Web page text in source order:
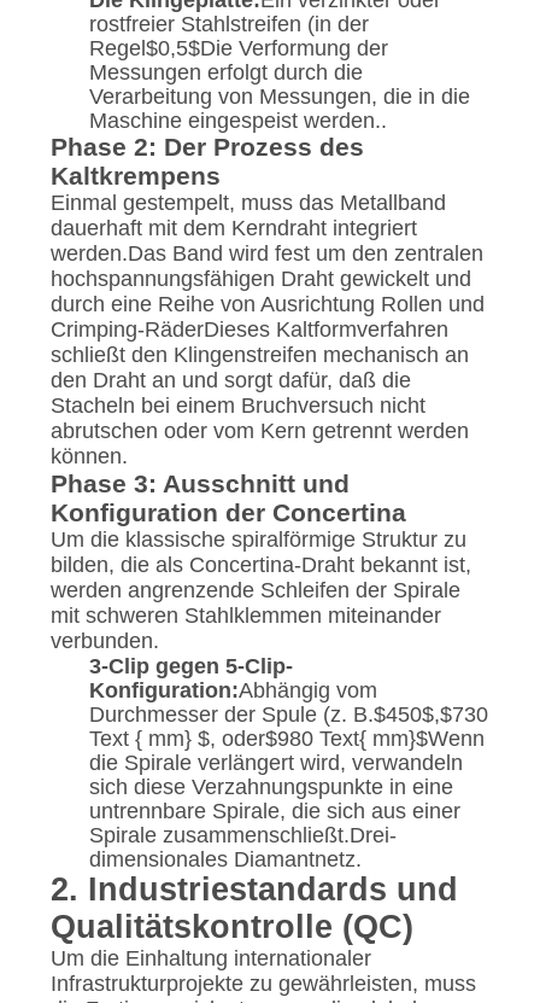
rostfreier Stahlstreifen (in der
Regel $0,5$Die Verformung der
Messungen erfolgt durch die
Verarbeitung von Messungen, die in die
Maschine eingespeist werden..
Phase 2: Der Prozess des
Kaltkrempens
Einmal gestempelt, muss das Metallband
dauerhaft mit dem Kerndraht integriert
werden.Das Band wird fest um den zentralen
hochspannungsfähigen Draht gewickelt und
durch eine Reihe von Ausrichtung Rollen und
Crimping-RäderDieses Kaltformverfahren
schließt den Klingenstreifen mechanisch an
den Draht an und sorgt dafür, daß die
Stacheln bei einem Bruchversuch nicht
abrutschen oder vom Kern getrennt werden
können.
Phase 3: Ausschnitt und
Konfiguration der Concertina
Um die klassische spiralförmige Struktur zu
bilden, die als Concertina-Draht bekannt ist,
werden angrenzende Schleifen der Spirale
mit schweren Stahlklemmen miteinander
verbunden.
3-Clip gegen 5-Clip-
Konfiguration:Abhängig vom
Durchmesser der Spule (z. B.$450$,$730
Text { mm} $, oder$980 Text{ mm}$Wenn
die Spirale verlängert wird, verwandeln
sich diese Verzahnungspunkte in eine
untrennbare Spirale, die sich aus einer
Spirale zusammenschließt.Drei-
dimensionales Diamantnetz.
2. Industriestandards und
Qualitätskontrolle (QC)
Um die Einhaltung internationaler
Infrastrukturprojekte zu gewährleisten, muss